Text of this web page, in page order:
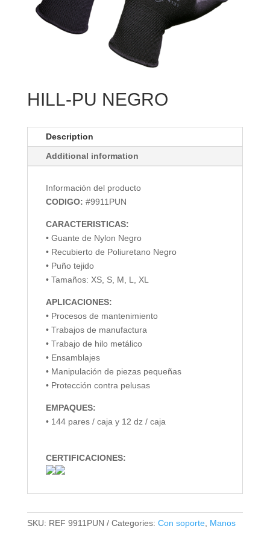
HILL-PU NEGRO
Description
Additional information
Información del producto
CODIGO: #9911PUN
CARACTERISTICAS:
• Guante de Nylon Negro
• Recubierto de Poliuretano Negro
• Puño tejido
• Tamaños: XS, S, M, L, XL
APLICACIONES:
• Procesos de mantenimiento
• Trabajos de manufactura
• Trabajo de hilo metálico
• Ensamblajes
• Manipulación de piezas pequeñas
• Protección contra pelusas
EMPAQUES:
• 144 pares / caja y 12 dz / caja
CERTIFICACIONES:
SKU: REF 9911PUN Categories: Con soporte, Manos